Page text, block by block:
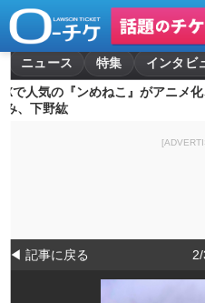
ニュース 特集 インタビ
Xで人気の『ンめねこ』がアニメ
み、下野紘
◀ 記事に戻る